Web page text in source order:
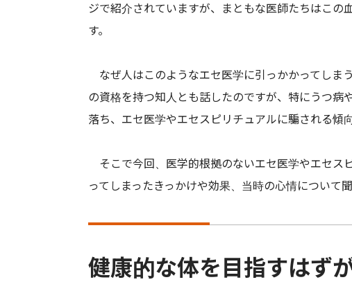
ジで紹介されていますが、まともな医師たちはこの
す。
なぜ人はこのようなエセ医学に引っかかってしま
の資格を持つ知人とも話したのですが、特にうつ病
落ち、エセ医学やエセスピリチュアルに騙される傾
そこで今回、医学的根拠のないエセ医学やエセス
ってしまったきっかけや効果、当時の心情について
健康的な体を目指すはず